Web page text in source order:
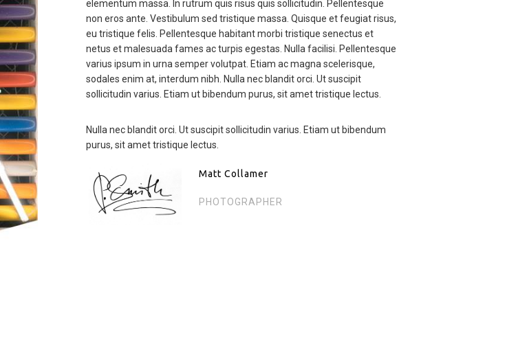
elementum massa. In rutrum quis risus quis sollicitudin. Pellentesque
non eros ante. Vestibulum sed tristique massa. Quisque et feugiat risus,
eu tristique felis. Pellentesque habitant morbi tristique senectus et
netus et malesuada fames ac turpis egestas. Nulla facilisi. Pellentesque
varius ipsum in urna semper volutpat. Etiam ac magna scelerisque,
sodales enim at, interdum nibh. Nulla nec blandit orci. Ut suscipit
sollicitudin varius. Etiam ut bibendum purus, sit amet tristique lectus.
Nulla nec blandit orci. Ut suscipit sollicitudin varius. Etiam ut bibendum
purus, sit amet tristique lectus.
Matt Collamer
PHOTOGRAPHER